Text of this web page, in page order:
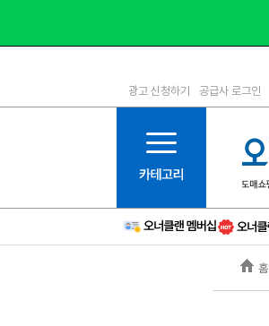
1등급
6등급
11등급
12등급
15등급
16등급
광고 신청하기 공급사 로그인
홈